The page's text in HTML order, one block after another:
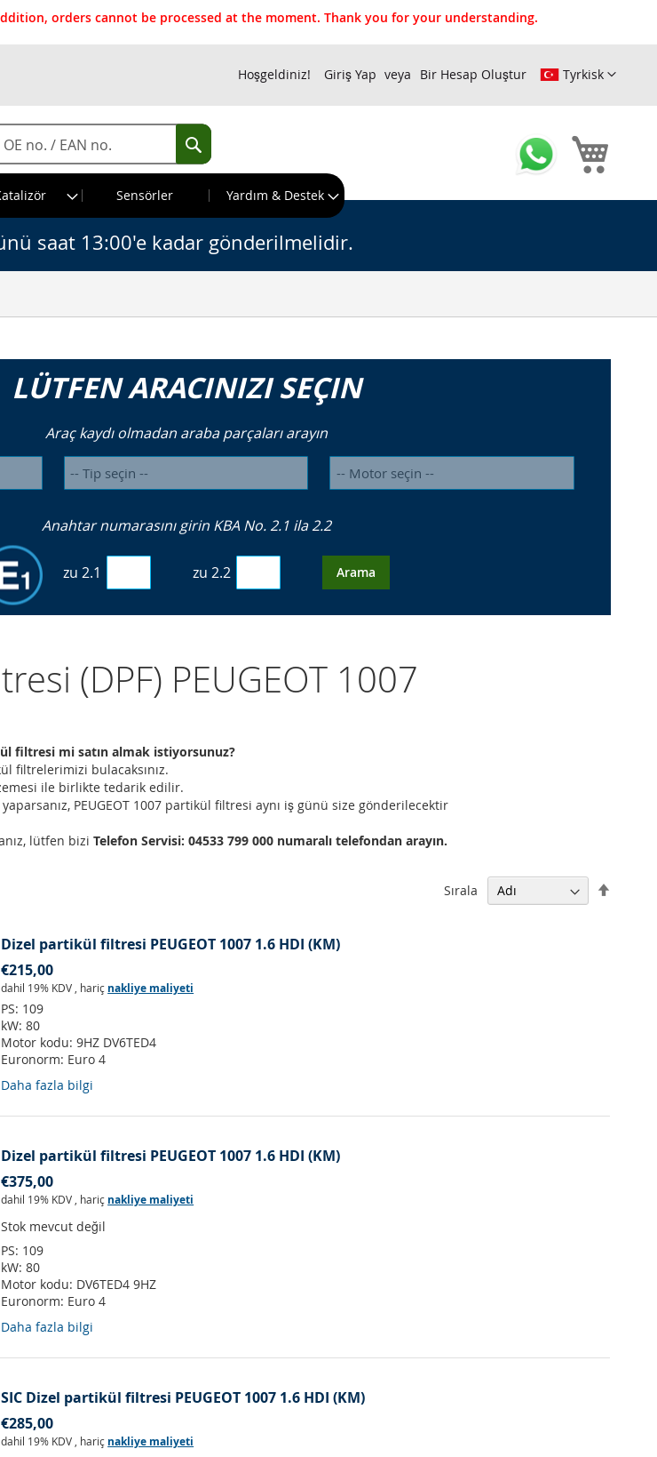
orders cannot be processed at the moment. Thank you for your understanding.
Tyrkisk
Hoşgeldiniz! Giriş Yap Bir Hesap Oluştur
Search
Sensörler Yardım & Destek
saat 13:00'e kadar gönderilmelidir.
LÜTFEN ARACINIZI SEÇIN
Araç kaydı olmadan araba parçaları arayın
Anahtar numarasını girin KBA No. 2.1 ila 2.2
zu 2.1 zu 2.2 Arama
(DPF) PEUGEOT 1007
filtresi mi satın almak istiyorsunuz?
filtrelerimizi bulacaksınız.
ile birlikte tedarik edilir.
PEUGEOT 1007 partikül filtresi aynı iş günü size gönderilecektir
lütfen biziTelefon Servisi: 04533 799 000 numaralı telefondan arayın.
Sırala
Dizel partikül filtresi PEUGEOT 1007 1.6 HDI (KM)
€215,00
dahil 19% KDV , hariç nakliye maliyeti
PS: 109
kW:80
Motor kodu:9HZ DV6TED4
Euronorm: Euro 4
Daha fazla bilgi
Dizel partikül filtresi PEUGEOT 1007 1.6 HDI (KM)
€375,00
dahil 19% KDV , hariç nakliye maliyeti
Stok mevcut değil
PS: 109
kW:80
Motor kodu: DV6TED4 9HZ
Euronorm: Euro 4
Daha fazla bilgi
SIC Dizel partikül filtresi PEUGEOT 1007 1.6 HDI (KM)
€285,00
dahil 19% KDV , hariç nakliye maliyeti